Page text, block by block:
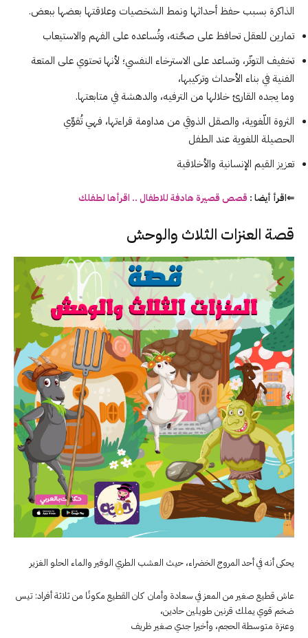
الذاكرة بسبب حفظ أحداثها ونمط الشخصيات وعلاقتها بعضها ببعض.
تمارين للعقل تحافظ على صحَّته، وتُساعده على الفهم والاستيعاب
تخفيف التوتّر، وتساعد على الاسترخاء النفسي؛ لأنها تحتوي على المتعة
الفنية في بناء الأحداث وتركيبها،
وما يجده القارئ خلالها من الترفيه، والدهشة في متابعتها.
الثروة اللّغوية، والصقل الذوقي من مداومة قراءتها، فهي تُقوِّي
الحصيلة اللغوية عند الطفل
تعزيز القيم الإنسانية والأخلاقية
⇐اقرأ أيضا : قصص قصيرة هادفة للاطفال .. اقرأها لطفلك
قصة العنزات الثلاث والوحش
يحكى أنه في أحد المروج الخضراء، حيث العشب الطري الوفير والماء الحلو الغزير
عاش قطيع صغير من المعز في سعادة وأمان كان القطيع مكونًا من ثلاثة أفراد: تيس
ضخم قوي يملك قرنين طويلين حادين،
وعنزة متوسطة الحجم، وأخيرا جدي صغير ظريف